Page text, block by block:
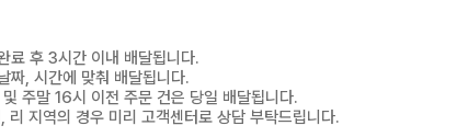
료 후 3시간 이내 배달됩니다.
짜, 시간에 맞춰 배달됩니다.
주말 16시 이전 주문 건은 당일 배달됩니다.
리 지역의 경우 미리 고객센터로 상담 부탁드립니다.